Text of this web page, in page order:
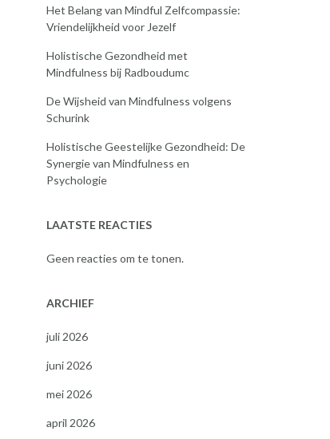
Het Belang van Mindful Zelfcompassie:
Vriendelijkheid voor Jezelf
Holistische Gezondheid met
Mindfulness bij Radboudumc
De Wijsheid van Mindfulness volgens
Schurink
Holistische Geestelijke Gezondheid: De
Synergie van Mindfulness en
Psychologie
LAATSTE REACTIES
Geen reacties om te tonen.
ARCHIEF
juli 2026
juni 2026
mei 2026
april 2026